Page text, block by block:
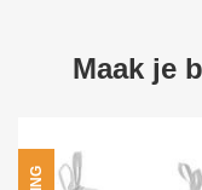
Maak je